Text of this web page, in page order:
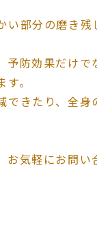
部分の磨き
防効果だけ
。
きたり、全身
お気軽にお問